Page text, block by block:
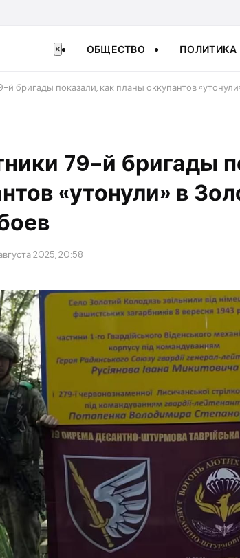
× ОБЩЕСТВО ПОЛИТИКА
й бригады показали, как планы оккупантов
79-й бригады
«утонули» в
2025, 20:58